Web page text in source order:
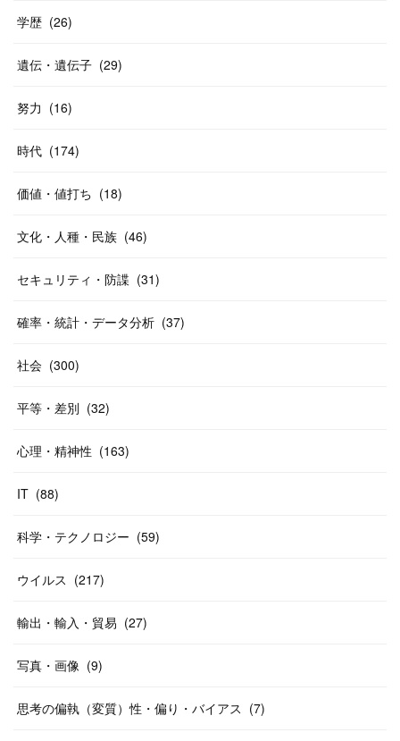
学歴 (26)
遺伝・遺伝子 (29)
努力 (16)
時代 (174)
価値・値打ち (18)
文化・人種・民族 (46)
セキュリティ・防諜 (31)
確率・統計・データ分析 (37)
社会 (300)
平等・差別 (32)
心理・精神性 (163)
IT (88)
科学・テクノロジー (59)
ウイルス (217)
輸出・輸入・貿易 (27)
写真・画像 (9)
思考の偏執（変質）性・偏り・バイアス (7)